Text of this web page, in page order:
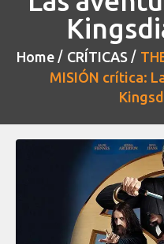
Home CRÍTICAS
MISIÓN crítica: